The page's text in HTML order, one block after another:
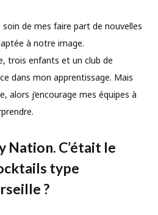
soin de mes faire part de nouvelles
à notre image.
trois enfants et un club de
dans mon apprentissage. Mais
alors j’encourage mes équipes à
Nation. C’était le
type
?